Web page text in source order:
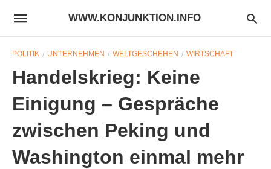
WWW.KONJUNKTION.INFO
POLITIK UNTERNEHMEN WELTGESCHEHEN WIRTSCHAFT
Handelskrieg: Keine
Einigung – Gespräche
zwischen Peking und
Washington einmal mehr